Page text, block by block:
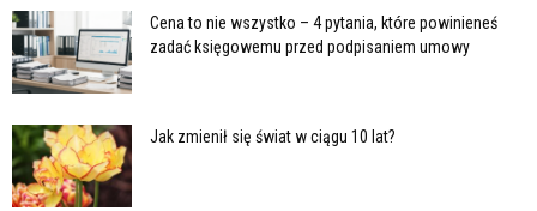
Cena to nie wszystko – 4 pytania, które powinieneś
zadać księgowemu przed podpisaniem umowy
Jak zmienił się świat w ciągu 10 lat?